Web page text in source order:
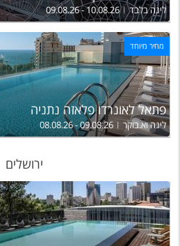
לינה בלבד 09.08.26 - 10.08.26
מחיר מיוחד
פתאל לאונרדו פלאזה נתניה
לינה וא.בוקר 08.08.26 - 09.08.26
ירושלים